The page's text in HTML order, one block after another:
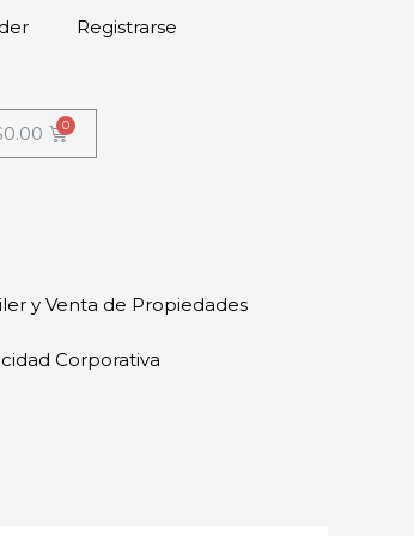
Registrarse
0.00
y Venta de Propiedades
Corporativa